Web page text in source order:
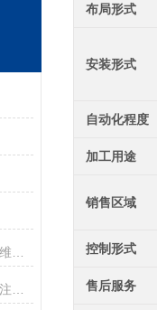
布局形式
安装形式
自动化程度
加工用途
销售区域
控制形式
售后服务